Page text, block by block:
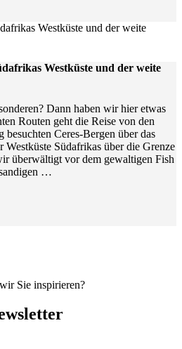
Westküste und der weite
Dann haben wir hier etwas
Routen geht die Reise von den
Ceres-Bergen über das
Westküste Südafrikas über die Grenze
überwältigt vor dem gewaltigen Fish
…
Sie inspirieren?